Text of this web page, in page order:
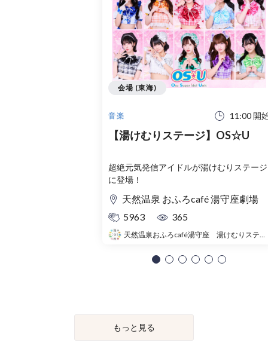
音楽 11:00 開
【湯けむりステージ】OS☆U
超絶元気発信アイドルが湯けむりステージ
に登場！
天然温泉 おふろcafé 湯守座劇場
5963
365
天然温泉おふろcafé湯守座 湯けむりステージ
会場 (東海)
もっと見る